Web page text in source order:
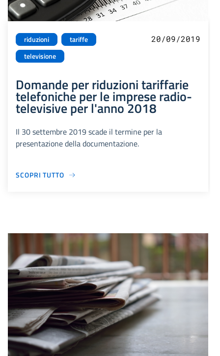
riduzioni
tariffe
televisione
20/09/2019
Domande per riduzioni tariffarie
telefoniche per le imprese radio-
televisive per l'anno 2018
Il 30 settembre 2019 scade il termine per la
presentazione della documentazione.
SCOPRI TUTTO